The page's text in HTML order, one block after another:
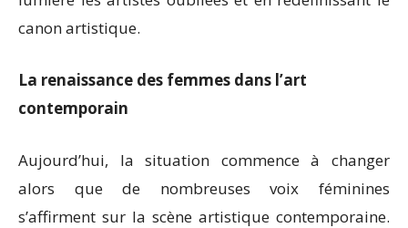
canon artistique.
La renaissance des femmes dans l’art
contemporain
Aujourd’hui, la situation commence à changer
alors que de nombreuses voix féminines
s’affirment sur la scène artistique contemporaine.